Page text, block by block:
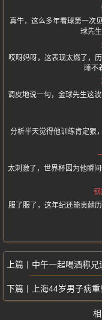
真牛，这么多年看球第一次
球先
哎呀妈呀，这表现太燃了，
睡不
调皮地说一句，金球先生这
分析半天觉得他训练肯定狠
太刺激了，世界杯因为他瞬
服了服了，这年纪还能贡献
中午一起喝酒称兄
上海44岁男子病重